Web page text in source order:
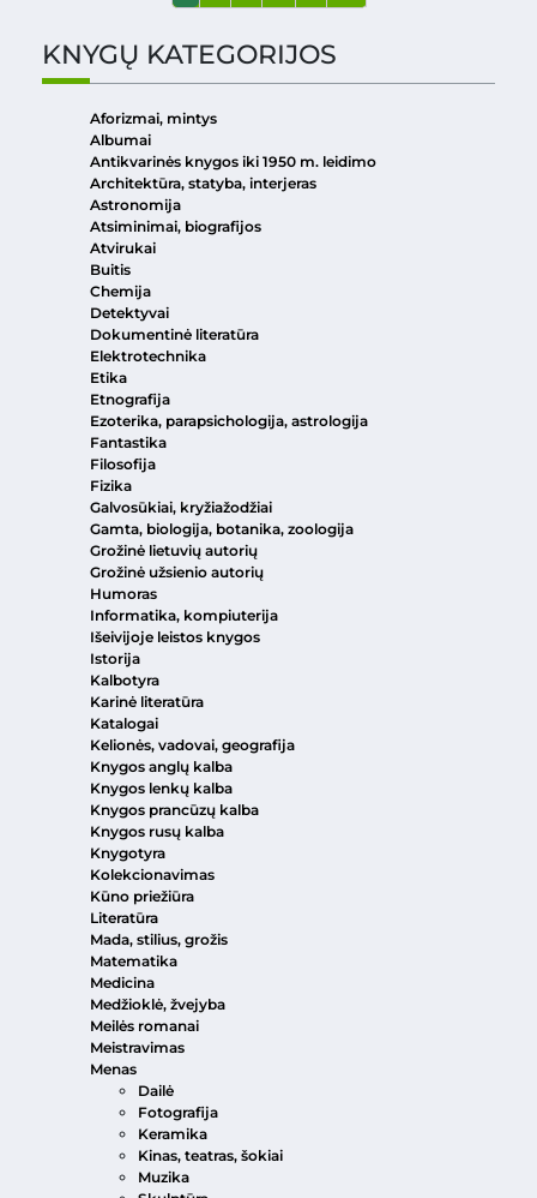
KNYGŲ KATEGORIJOS
Aforizmai, mintys
Albumai
Antikvarinės knygos iki 1950 m. leidimo
Architektūra, statyba, interjeras
Astronomija
Atsiminimai, biografijos
Atvirukai
Buitis
Chemija
Detektyvai
Dokumentinė literatūra
Elektrotechnika
Etika
Etnografija
Ezoterika, parapsichologija, astrologija
Fantastika
Filosofija
Fizika
Galvosūkiai, kryžiažodžiai
Gamta, biologija, botanika, zoologija
Grožinė lietuvių autorių
Grožinė užsienio autorių
Humoras
Informatika, kompiuterija
Išeivijoje leistos knygos
Istorija
Kalbotyra
Karinė literatūra
Katalogai
Kelionės, vadovai, geografija
Knygos anglų kalba
Knygos lenkų kalba
Knygos prancūzų kalba
Knygos rusų kalba
Knygotyra
Kolekcionavimas
Kūno priežiūra
Literatūra
Mada, stilius, grožis
Matematika
Medicina
Medžioklė, žvejyba
Meilės romanai
Meistravimas
Menas
Dailė
Fotografija
Keramika
Kinas, teatras, šokiai
Muzika